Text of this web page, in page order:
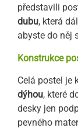
představili
dubu, která
abyste do něj
Konstrukce
Celá postel je
dýhou, které
desky jen
pevného